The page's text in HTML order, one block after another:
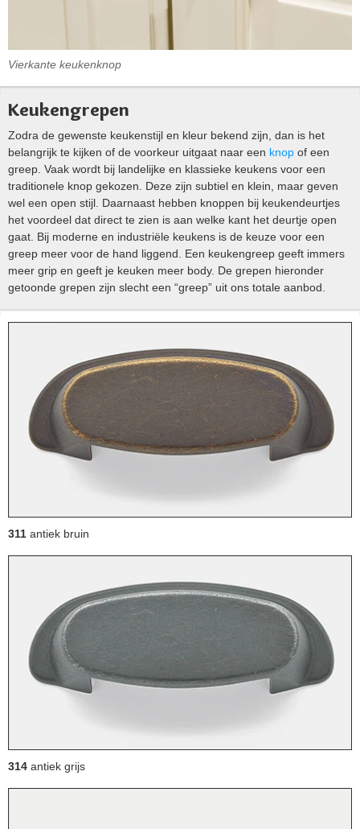
Vierkante keukenknop
Keukengrepen
Zodra de gewenste keukenstijl en kleur bekend zijn, dan is het
belangrijk te kijken of de voorkeur uitgaat naar een knop of een
greep. Vaak wordt bij landelijke en klassieke keukens voor een
traditionele knop gekozen. Deze zijn subtiel en klein, maar geven
wel een open stijl. Daarnaast hebben knoppen bij keukendeurtjes
het voordeel dat direct te zien is aan welke kant het deurtje open
gaat. Bij moderne en industriële keukens is de keuze voor een
greep meer voor de hand liggend. Een keukengreep geeft immers
meer grip en geeft je keuken meer body. De grepen hieronder
getoonde grepen zijn slecht een “greep” uit ons totale aanbod.
311 antiek bruin
314 antiek grijs